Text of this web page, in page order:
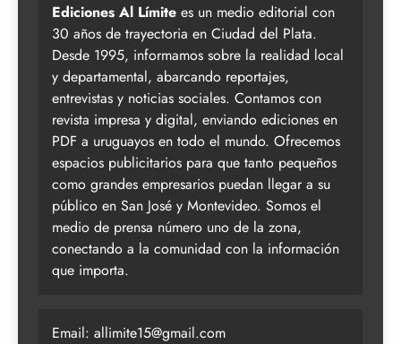
Ediciones Al Límite es un medio editorial con
30 años de trayectoria en Ciudad del Plata.
Desde 1995, informamos sobre la realidad local
y departamental, abarcando reportajes,
entrevistas y noticias sociales. Contamos con
revista impresa y digital, enviando ediciones en
PDF a uruguayos en todo el mundo. Ofrecemos
espacios publicitarios para que tanto pequeños
como grandes empresarios puedan llegar a su
público en San José y Montevideo. Somos el
medio de prensa número uno de la zona,
conectando a la comunidad con la información
que importa.
Email: allimite15@gmail.com